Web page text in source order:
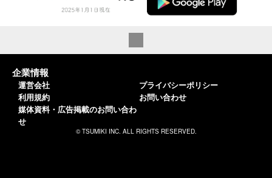
企業情報
運営会社
利用規約
媒体資料・広告掲載のお問い合わ
せ
プライバシーポリシー
お問い合わせ
© TSUMIKI INC. ALL RIGHTS RESERVED.